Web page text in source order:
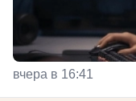
вчера в 16:41